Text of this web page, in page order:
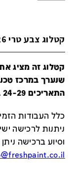
קטלוג צבע טרי 2026
שנערך במרכז
התאריכים 24-29 ביוני.
כלל העבודות
ניתנות לרכישה
וסיוע ברכישה